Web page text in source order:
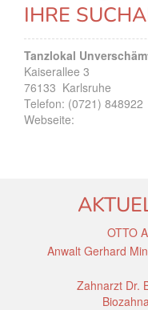
IHRE
Tanzlokal
Kaiserallee 3
76133 Karlsruhe
Telefon: (0721) 848922
Webseite:
OTTO
Anwalt Gerhard
Zahnarzt Dr.